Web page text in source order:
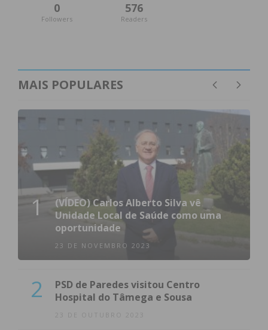
0
Followers
576
Readers
MAIS POPULARES
1
(VÍDEO) Carlos Alberto Silva vê
Unidade Local de Saúde como uma
oportunidade
23 DE NOVEMBRO 2023
2
PSD de Paredes visitou Centro
Hospital do Tâmega e Sousa
23 DE OUTUBRO 2023